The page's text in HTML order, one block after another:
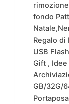
fondo
Regalo di
USB
Gift ,
GB/32G/